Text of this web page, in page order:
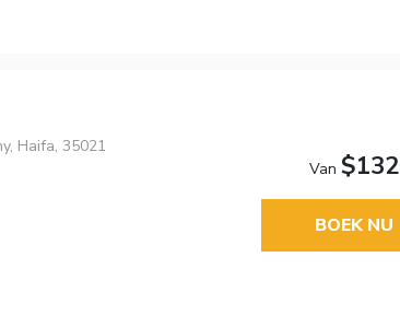
Haifa, 35021
Van $132
BOEK NU